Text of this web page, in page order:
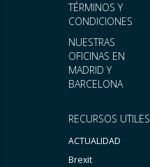
RECURSOS UTILES
ACTUALIDAD
Brexit
TÉRMINOS Y
CONDICIONES
NUESTRAS
OFICINAS EN
MADRID Y
BARCELONA